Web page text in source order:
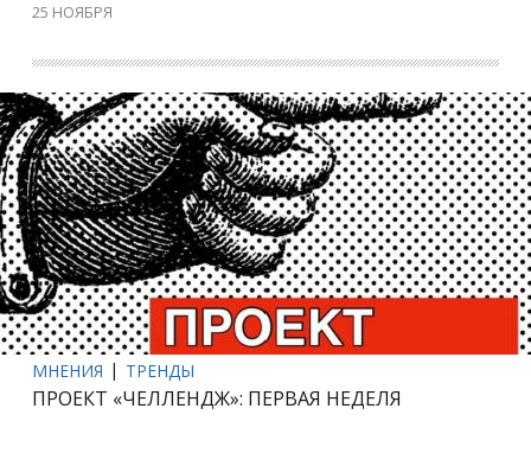
25 НОЯБРЯ
МНЕНИЯ ТРЕНДЫ
ПРОЕКТ «ЧЕЛЛЕНДЖ»: ПЕРВАЯ НЕДЕЛЯ